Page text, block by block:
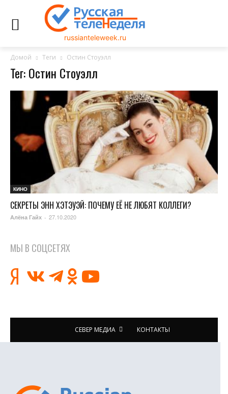
russianteleweek.ru
Домой Теги Остин Стоуэлл
Тег: Остин Стоуэлл
КИНО
СЕКРЕТЫ ЭНН ХЭТЭУЭЙ: ПОЧЕМУ ЕЁ НЕ ЛЮБЯТ КОЛЛЕГИ?
Алёна Гайх - 27.10.2020
МЫ В СОЦСЕТЯХ
СЕВЕР МЕДИА КОНТАКТЫ